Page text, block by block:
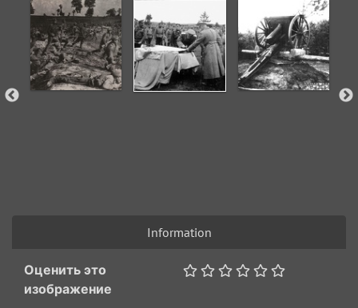
Information
Оценить это
изображение